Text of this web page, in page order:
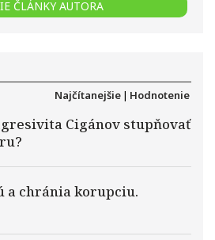
ČLÁNKY AUTORA
Najčítanejšie | Hodnotenie
Cigánov stupňovať
a chránia korupciu.